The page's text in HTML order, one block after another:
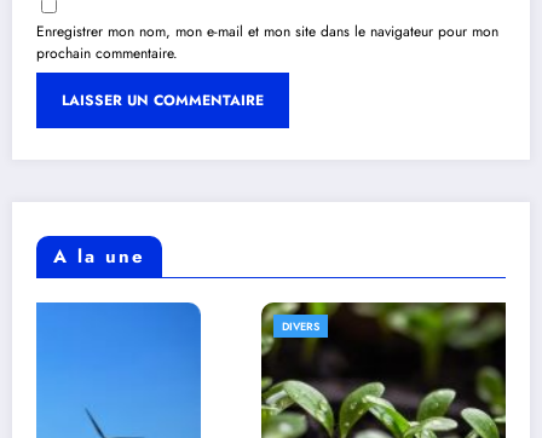
Enregistrer mon nom, mon e-mail et mon site dans le navigateur pour mon
prochain commentaire.
A la une